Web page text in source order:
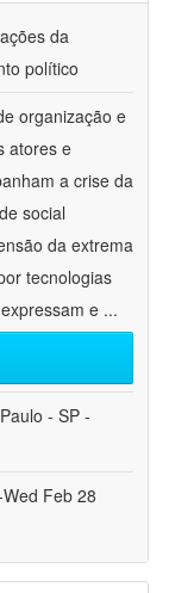
da
político
organização e
atores e
a crise da
social
da extrema
tecnologias
e ...
- SP -
Feb 28